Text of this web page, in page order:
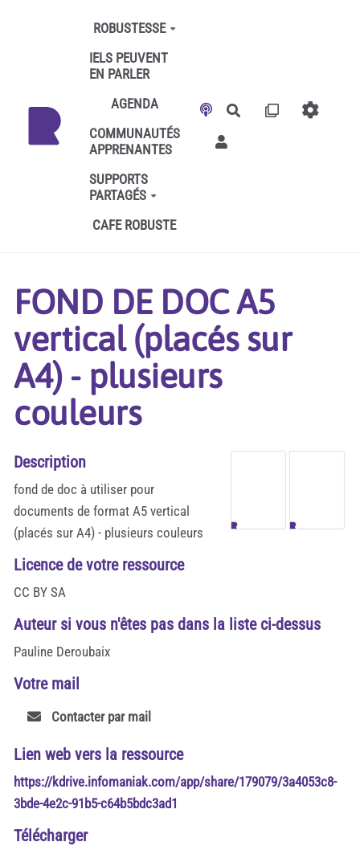
Aller au contenu principal
ROBUSTESSE
IELS PEUVENT
EN PARLER
AGENDA
COMMUNAUTÉS
APPRENANTES
SUPPORTS
PARTAGÉS
CAFE ROBUSTE
Rechercher
FOND DE DOC A5
vertical (placés sur
A4) - plusieurs
couleurs
Description
fond de doc à utiliser pour
documents de format A5 vertical
(placés sur A4) - plusieurs couleurs
Licence de votre ressource
CC BY SA
Auteur si vous n'êtes pas dans la liste ci-dessus
Pauline Deroubaix
Votre mail
Contacter par mail
Lien web vers la ressource
https://kdrive.infomaniak.com/app/share/179079/3a4053c8-
3bde-4e2c-91b5-c64b5bdc3ad1
Télécharger